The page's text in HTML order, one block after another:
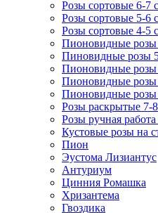
Розы сортовые 6-7
Розы сортовые 5-6
Розы сортовые 4-5
Пионовидные розы
Пиновидные розы
Пионовидные розы
Пионовидные розы
Пионовидные розы
Розы раскрытые 7-
Розы ручная
Кустовые розы на
Пион
Эустома Лизиантус
Антуриум
Цинния Ромашка
Хризантема
Гвоздика